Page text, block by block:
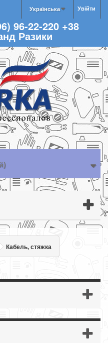
Увійти
Українська
96-22-220 +38
Разики
Кабель, стяжка